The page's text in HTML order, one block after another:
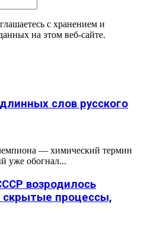
с хранением и
на этом веб-сайте.
слов русского
— химический термин
уже обогнал...
возродилось
процессы,